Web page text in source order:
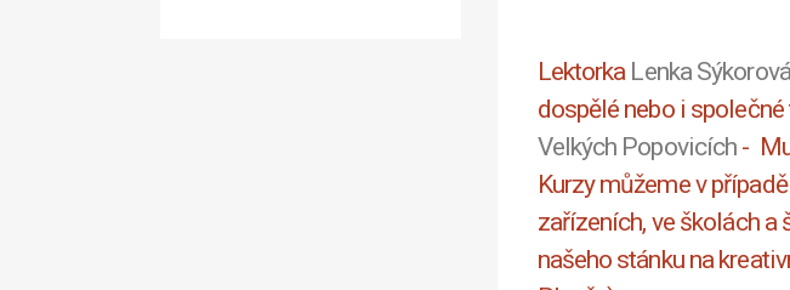
Lektorka Lenka Sýkorová
dospělé nebo i
Velkých Popovicích -
Kurzy můžeme v
zařízeních, ve školách
našeho stánku na